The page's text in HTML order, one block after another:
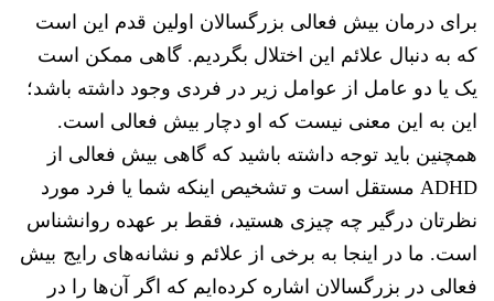
برای درمان بیش فعالی بزرگسالان اولین قدم این است
که به دنبال علائم این اختلال بگردیم. گاهی ممکن است
یک یا دو عامل از عوامل زیر در فردی وجود داشته باشد؛
این به این معنی نیست که او دچار بیش فعالی است.
همچنین باید توجه داشته باشید که گاهی بیش فعالی از
ADHD مستقل است و تشخیص اینکه شما یا فرد مورد
نظرتان درگیر چه چیزی هستید، فقط بر عهده روانشناس
است. ما در اینجا به برخی از علائم و نشانه‌های رایج بیش
فعالی در بزرگسالان اشاره کرده‌ایم که اگر آن‌ها را در